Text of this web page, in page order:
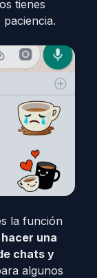
tienes
la función
hacer una
chats y
algunos